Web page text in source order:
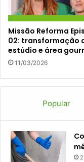
Missão Reforma
02: transformação
estúdio e área
11/03/2026
Popular